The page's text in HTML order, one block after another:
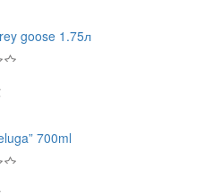
goose 1.75л
700ml